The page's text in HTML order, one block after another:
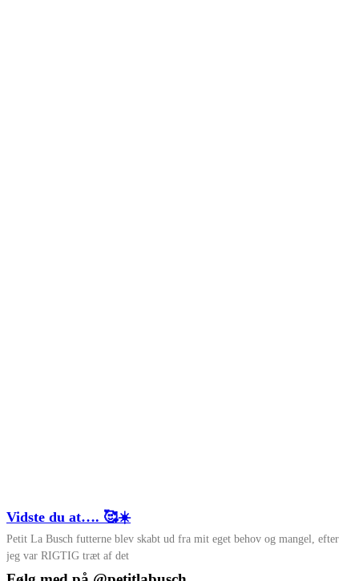
Vidste du at…. 🥰☀️
Petit La Busch futterne blev skabt ud fra mit eget behov og mangel, efter
jeg var RIGTIG træt af det